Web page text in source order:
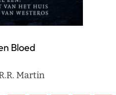
Bloed
Martin